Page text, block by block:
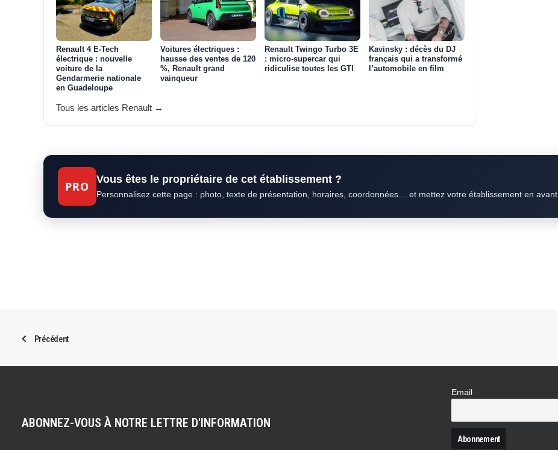
Renault 4 E-Tech
électrique : nouvelle
voiture de la
Gendarmerie nationale
en Guadeloupe
Voitures électriques :
hausse des ventes de 120
%, Renault grand
vainqueur
Renault Twingo Turbo 3E
: micro-supercar qui
ridiculise toutes les GTI
Kavinsky : décès du DJ
français qui a transformé
l’automobile en film
Tous les articles Renault →
PRO
Vous êtes le propriétaire de cet établissement ?
Personnalisez cette page : photo, texte de présentation, horaires, coordonnées… et mettez votre établissement en avant.
Précédent
ABONNEZ-VOUS À NOTRE LETTRE D'INFORMATION
Email